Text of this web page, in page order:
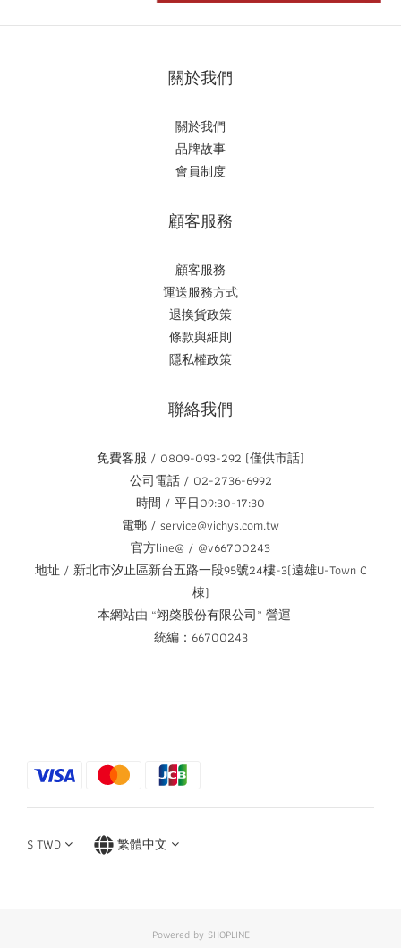
關於我們
關於我們
品牌故事
會員制度
顧客服務
顧客服務
運送服務方式
退換貨政策
條款與細則
隱私權政策
聯絡我們
免費客服 / 0809-093-292 (僅供市話)
公司電話 / 02-2736-6992
時間 / 平日09:30-17:30
電郵 / service@vichys.com.tw
官方line@ / @v66700243
地址 / 新北市汐止區新台五路一段95號24樓-3(遠雄U-Town C
棟)
本網站由 “翊棨股份有限公司” 營運
統編：66700243
$TWD 繁體中文
Powered by SHOPLINE